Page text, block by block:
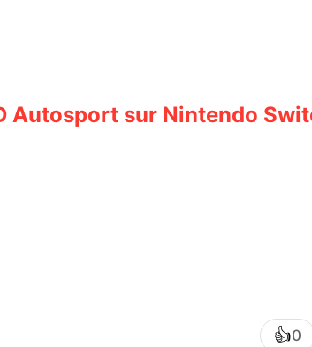
Autosport sur Nintendo
👍0